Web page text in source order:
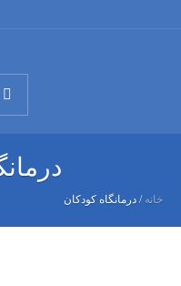
خانه / درمانگاه کودکان